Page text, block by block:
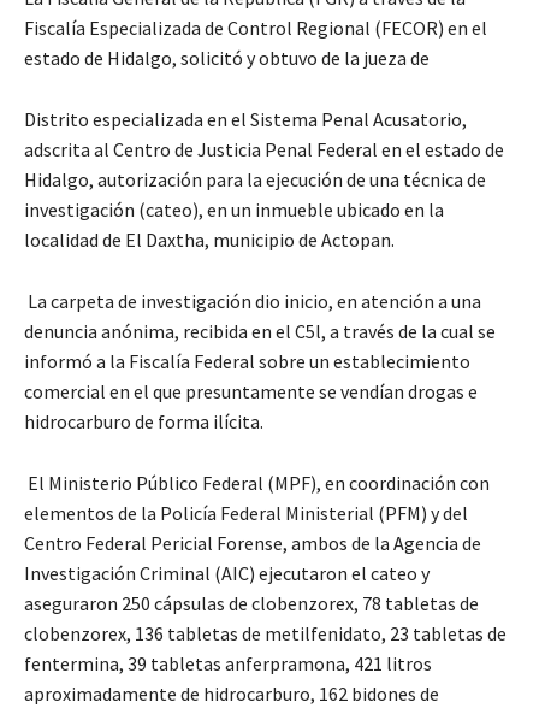
Fiscalía Especializada de Control Regional (FECOR) en el
estado de Hidalgo, solicitó y obtuvo de la jueza de
Distrito especializada en el Sistema Penal Acusatorio,
adscrita al Centro de Justicia Penal Federal en el estado de
Hidalgo, autorización para la ejecución de una técnica de
investigación (cateo), en un inmueble ubicado en la
localidad de El Daxtha, municipio de Actopan.
La carpeta de investigación dio inicio, en atención a una
denuncia anónima, recibida en el C5l, a través de la cual se
informó a la Fiscalía Federal sobre un establecimiento
comercial en el que presuntamente se vendían drogas e
hidrocarburo de forma ilícita.
El Ministerio Público Federal (MPF), en coordinación con
elementos de la Policía Federal Ministerial (PFM) y del
Centro Federal Pericial Forense, ambos de la Agencia de
Investigación Criminal (AIC) ejecutaron el cateo y
aseguraron 250 cápsulas de clobenzorex, 78 tabletas de
clobenzorex, 136 tabletas de metilfenidato, 23 tabletas de
fentermina, 39 tabletas anferpramona, 421 litros
aproximadamente de hidrocarburo, 162 bidones de